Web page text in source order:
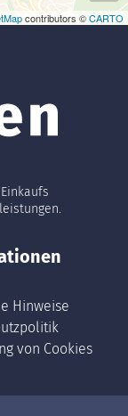
contributors ©CARTO
Hinweise
von Cookies